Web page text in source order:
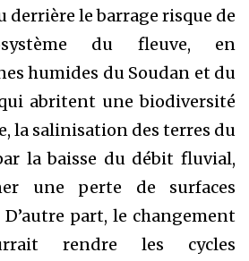
derrière le barrage risque de
du fleuve, en
humides du Soudan et du
abritent une biodiversité
la salinisation des terres du
la baisse du débit fluvial,
une perte de surfaces
part, le changement
rendre les cycles